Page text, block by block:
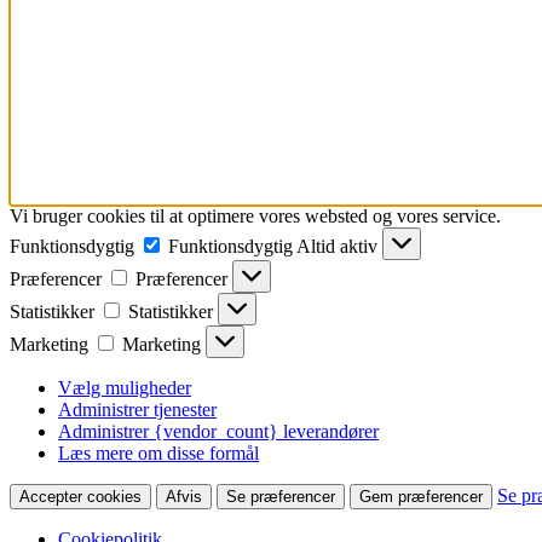
Vi bruger cookies til at optimere vores websted og vores service.
Funktionsdygtig
Funktionsdygtig Altid aktiv
Præferencer
Præferencer
Statistikker
Statistikker
Marketing
Marketing
Vælg muligheder
Administrer tjenester
Administrer {vendor_count} leverandører
Læs mere om disse formål
Accepter cookies Afvis Se præferencer Gem præferencer Se